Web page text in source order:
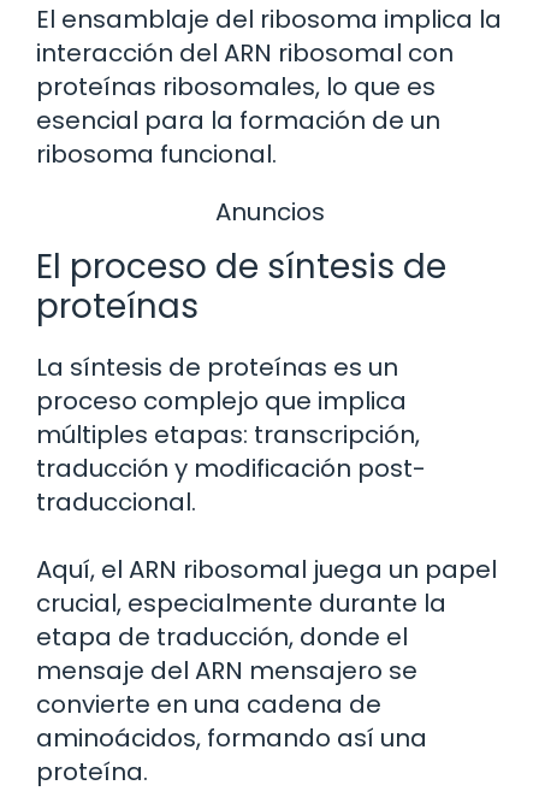
El ensamblaje del ribosoma implica la
interacción del ARN ribosomal con
proteínas ribosomales, lo que es
esencial para la formación de un
ribosoma funcional.
Anuncios
El proceso de síntesis de
proteínas
La síntesis de proteínas es un
proceso complejo que implica
múltiples etapas: transcripción,
traducción y modificación post-
traduccional.
Aquí, el ARN ribosomal juega un papel
crucial, especialmente durante la
etapa de traducción, donde el
mensaje del ARN mensajero se
convierte en una cadena de
aminoácidos, formando así una
proteína.